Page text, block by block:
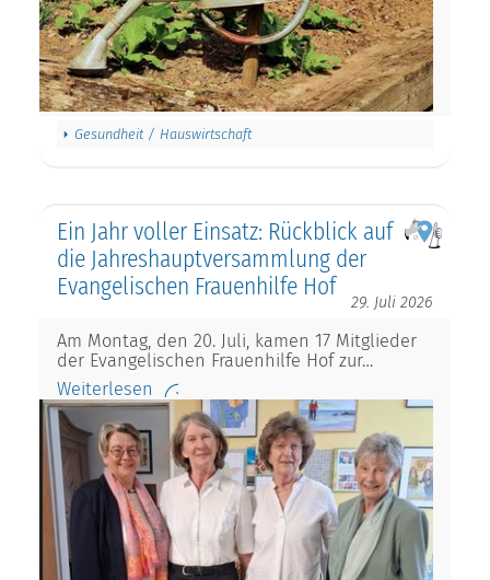
Gesundheit / Hauswirtschaft
Ein Jahr voller Einsatz: Rückblick auf
die Jahreshauptversammlung der
Evangelischen Frauenhilfe Hof
29. Juli 2026
Am Montag, den 20. Juli, kamen 17 Mitglieder
der Evangelischen Frauenhilfe Hof zur…
Weiterlesen